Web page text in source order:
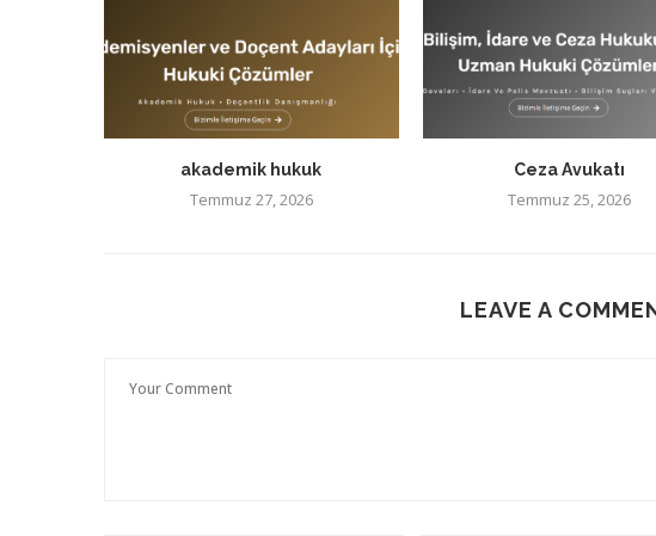
akademik hukuk
Temmuz 27, 2026
Ceza Avukatı
Temmuz 25, 2026
LEAVE A